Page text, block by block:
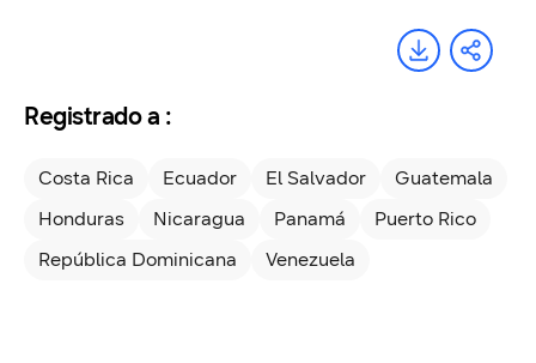
Registrado a :
Costa Rica Ecuador El Salvador
Guatemala
Honduras
Nicaragua Panamá
Puerto Rico
República Dominicana
Venezuela